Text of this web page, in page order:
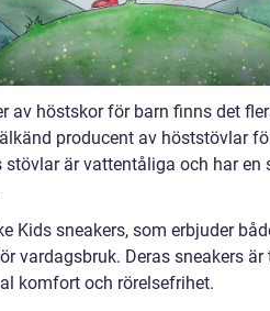
av höstskor för barn finns det
producent av höststövlar
är vattentåliga och har
Kids sneakers, som erbjuder
vardagsbruk. Deras sneakers
komfort och rörelsefrihet.